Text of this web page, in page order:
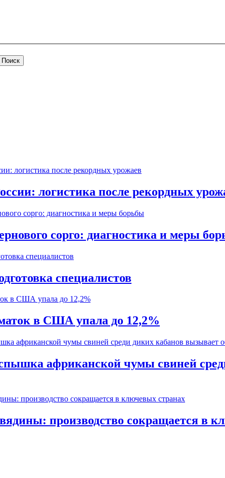
логистика после рекордных
сорго: диагностика и меры
специалистов
в США упала до 12,2%
африканской чумы свиней
производство сокращается в